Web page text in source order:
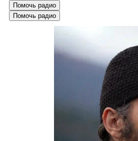
Помочь радио
Помочь радио